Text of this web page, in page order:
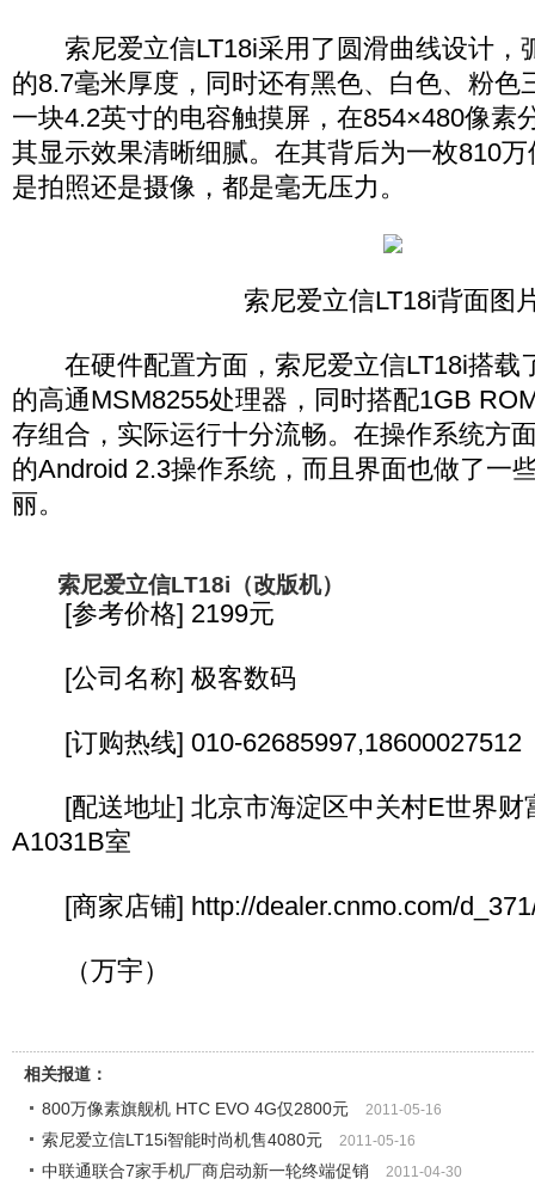
索尼爱立信LT18i采用了圆滑曲线设计，
的8.7毫米厚度，同时还有黑色、白色、粉色
一块4.2英寸的电容触摸屏，在854×480像素
其显示效果清晰细腻。在其背后为一枚810
是拍照还是摄像，都是毫无压力。
索尼爱立信LT18i背面图
在硬件配置方面，索尼爱立信LT18i搭载
的高通MSM8255处理器，同时搭配1GB
存组合，实际运行十分流畅。在操作系统方
的Android 2.3操作系统，而且界面也做了一
丽。
索尼爱立信LT18i（改版机）
[参考价格] 2199元
[公司名称] 极客数码
[订购热线] 010-62685997,18600027512
[配送地址] 北京市海淀区中关村E世界财
A1031B室
[商家店铺] http://dealer.cnmo.com/
（万宇）
相关报道：
800万像素旗舰机 HTC EVO 4G仅2800元
2011-05-16
索尼爱立信LT15i智能时尚机售4080元 2011-05-16
中联通联合7家手机厂商启动新一轮终端促销 2011-04-30